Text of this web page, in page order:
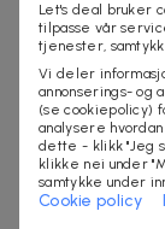
Selges av
Let's deal bruker
tilpasse vår
tjenester,
Vi deler
annonserings- og
(se cookiepolicy)
analysere
dette - klikk "Jeg
klikke nei under
samtykke under
Cookie policy